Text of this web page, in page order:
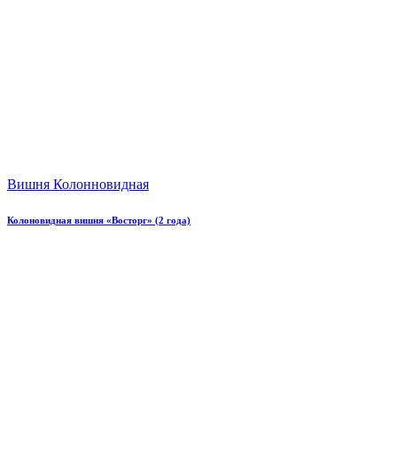
Вишня Колонновидная
Колоновидная вишня «Восторг» (2 года)